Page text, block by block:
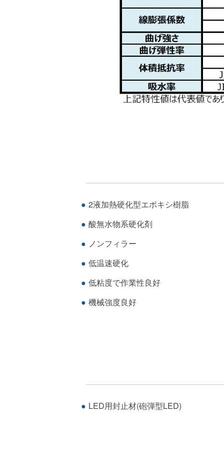
2液加熱硬化型エポキシ樹脂
酸無水物系硬化剤
ノンフィラー
低温速硬化
低粘度で作業性良好
機械強度良好
LED用封止材(砲弾型LED)